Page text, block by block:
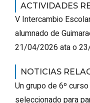
ACTIVIDADES
V Intercambio
alumnado de
21/04/2026 ata o
NOTICIAS
Un grupo de 6º
seleccionado para